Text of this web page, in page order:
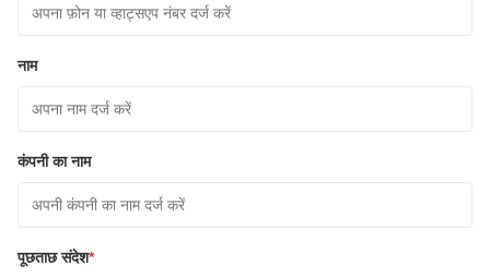
नाम
कंपनी का नाम
पूछताछ संदेश*